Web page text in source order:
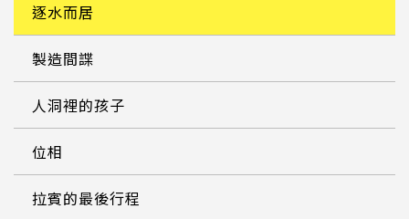
逐水而居
製造間諜
人洞裡的孩子
位相
拉賓的最後行程